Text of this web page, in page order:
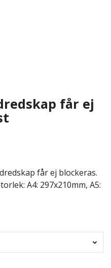
får ej
får ej blockeras.
A4: 297x210mm, A5: